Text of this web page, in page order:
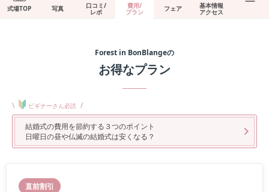
式場TOP 写真 口コミ/
レポ
費用/
プラン フェア 基本情報
アクセス
Forest in BonBlangeの
お得なプラン
\ ビギナーさん必読 /
結婚式の費用を節約する３つのポイント
日曜日の昼や仏滅の結婚式は安くなる？
直前割引